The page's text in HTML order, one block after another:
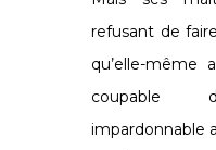
refusant de
qu’elle-même
coupable
impardonnable